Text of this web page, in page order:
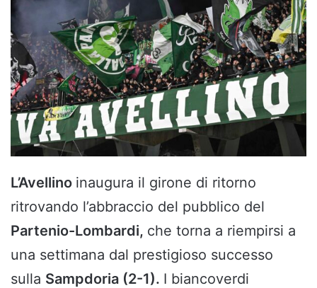
L’Avellino inaugura il girone di ritorno
ritrovando l’abbraccio del pubblico del
Partenio-Lombardi, che torna a riempirsi a
una settimana dal prestigioso successo
sulla Sampdoria (2-1). I biancoverdi